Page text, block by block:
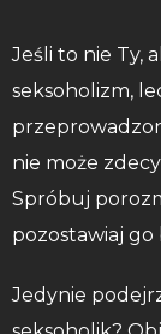
Jeśli to nie Ty,
seksoholizm,
nie może
Spróbuj
pozostawiaj go
Jedynie